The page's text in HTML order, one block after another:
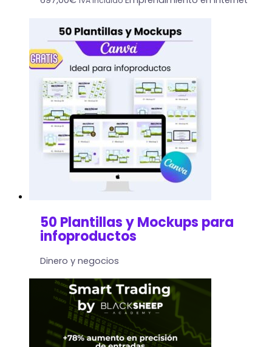
50 Plantillas y Mockups para
infoproductos
Dinero y negocios